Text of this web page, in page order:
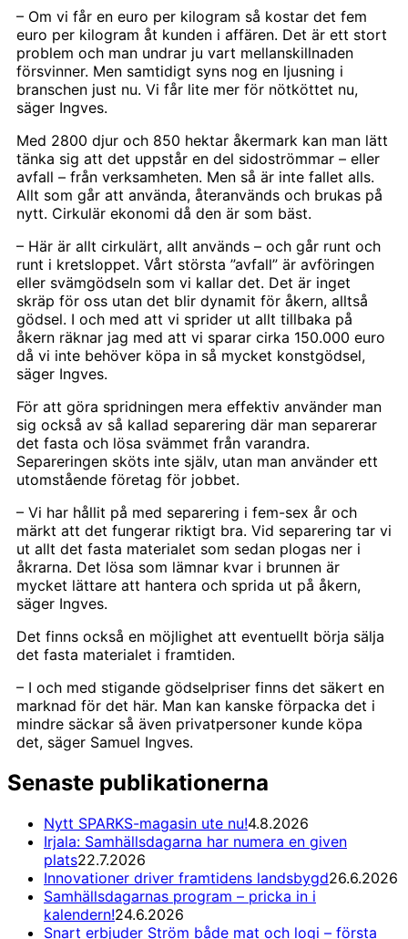
– Om vi får en euro per kilogram så kostar det fem
euro per kilogram åt kunden i affären. Det är ett stort
problem och man undrar ju vart mellanskillnaden
försvinner. Men samtidigt syns nog en ljusning i
branschen just nu. Vi får lite mer för nötköttet nu,
säger Ingves.
Med 2800 djur och 850 hektar åkermark kan man lätt
tänka sig att det uppstår en del sidoströmmar – eller
avfall – från verksamheten. Men så är inte fallet alls.
Allt som går att använda, återanvänds och brukas på
nytt. Cirkulär ekonomi då den är som bäst.
– Här är allt cirkulärt, allt används – och går runt och
runt i kretsloppet. Vårt största ”avfall” är avföringen
eller svämgödseln som vi kallar det. Det är inget
skräp för oss utan det blir dynamit för åkern, alltså
gödsel. I och med att vi sprider ut allt tillbaka på
åkern räknar jag med att vi sparar cirka 150.000 euro
då vi inte behöver köpa in så mycket konstgödsel,
säger Ingves.
För att göra spridningen mera effektiv använder man
sig också av så kallad separering där man separerar
det fasta och lösa svämmet från varandra.
Separeringen sköts inte själv, utan man använder ett
utomstående företag för jobbet.
– Vi har hållit på med separering i fem-sex år och
märkt att det fungerar riktigt bra. Vid separering tar vi
ut allt det fasta materialet som sedan plogas ner i
åkrarna. Det lösa som lämnar kvar i brunnen är
mycket lättare att hantera och sprida ut på åkern,
säger Ingves.
Det finns också en möjlighet att eventuellt börja sälja
det fasta materialet i framtiden.
– I och med stigande gödselpriser finns det säkert en
marknad för det här. Man kan kanske förpacka det i
mindre säckar så även privatpersoner kunde köpa
det, säger Samuel Ingves.
Senaste publikationerna
Nytt SPARKS-magasin ute nu!4.8.2026
Irjala: Samhällsdagarna har numera en given
plats22.7.2026
Innovationer driver framtidens landsbygd26.6.2026
Samhällsdagarnas program – pricka in i
kalendern!24.6.2026
Snart erbjuder Ström både mat och logi – första